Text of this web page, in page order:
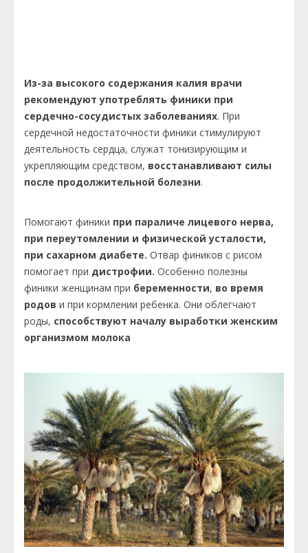
Из-за высокого содержания калия врачи
рекомендуют употреблять финики при
сердечно-сосудистых заболеваниях. При
сердечной недостаточности финики стимулируют
деятельность сердца, служат тонизирующим и
укрепляющим средством, восстанавливают силы
после продолжительной болезни.
Помогают финики при параличе лицевого нерва,
при переутомлении и физической усталости,
при сахарном диабете. Отвар фиников с рисом
помогает при дистрофии. Особенно полезны
финики женщинам при беременности, во время
родов и при кормлении ребенка. Они облегчают
роды, способствуют началу выработки женским
организмом молока